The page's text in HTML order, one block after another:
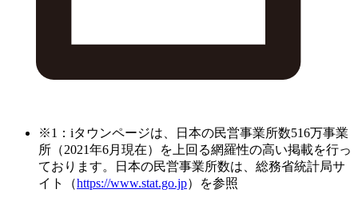
※1：iタウンページは、日本の民営事業所数516万事業
所（2021年6月現在）を上回る網羅性の高い掲載を行っ
ております。日本の民営事業所数は、総務省統計局サ
イト（https://www.stat.go.jp）を参照